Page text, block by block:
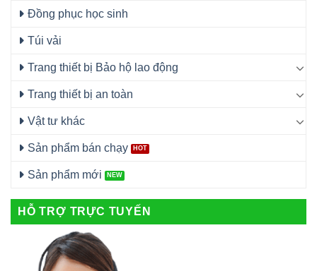
Đồng phục học sinh
Túi vải
Trang thiết bị Bảo hộ lao động
Trang thiết bị an toàn
Vật tư khác
Sản phẩm bán chạy
Sản phẩm mới
HỖ TRỢ TRỰC TUYẾN